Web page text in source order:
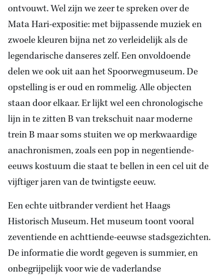
ontvouwt. Wel zijn we zeer te spreken over de
Mata Hari-expositie: met bijpassende muziek en
zwoele kleuren bijna net zo verleidelijk als de
legendarische danseres zelf. Een onvoldoende
delen we ook uit aan het Spoorwegmuseum. De
opstelling is er oud en rommelig. Alle objecten
staan door elkaar. Er lijkt wel een chronologische
lijn in te zitten B van trekschuit naar moderne
trein B maar soms stuiten we op merkwaardige
anachronismen, zoals een pop in negentiende-
eeuws kostuum die staat te bellen in een cel uit de
vijftiger jaren van de twintigste eeuw.
Een echte uitbrander verdient het Haags
Historisch Museum. Het museum toont vooral
zeventiende en achttiende-eeuwse stadsgezichten.
De informatie die wordt gegeven is summier, en
onbegrijpelijk voor wie de vaderlandse